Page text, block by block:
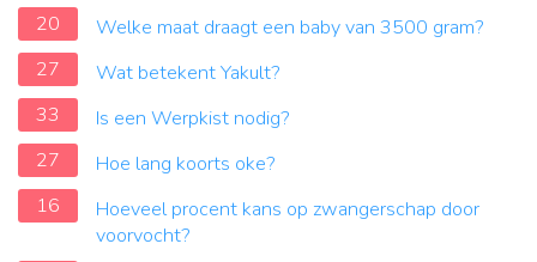
20
Welke maat draagt een baby van 3500 gram?
27
Wat betekent Yakult?
33
Is een Werpkist nodig?
27
Hoe lang koorts oke?
16
Hoeveel procent kans op zwangerschap door
voorvocht?